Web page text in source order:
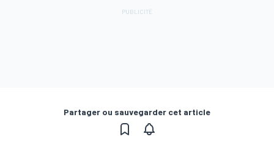
Partager ou sauvegarder cet article